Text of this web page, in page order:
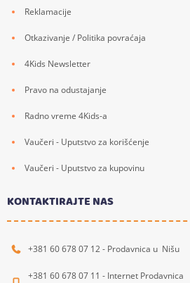
Reklamacije
Otkazivanje / Politika povraćaja
4Kids Newsletter
Pravo na odustajanje
Radno vreme 4Kids-a
Vaučeri - Uputstvo za korišćenje
Vaučeri - Uputstvo za kupovinu
KONTAKTIRAJTE NAS
+381 60 678 07 12 - Prodavnica u Nišu
+381 60 678 07 11 - Internet Prodavnica